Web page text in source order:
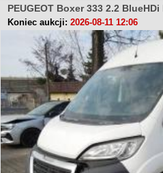
PEUGEOT Boxer 333 2.2
Koniec aukcji: 2026-08-11 12:06